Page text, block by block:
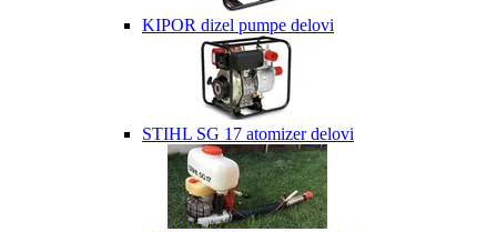
KIPOR dizel pumpe delovi
STIHL SG 17 atomizer delovi